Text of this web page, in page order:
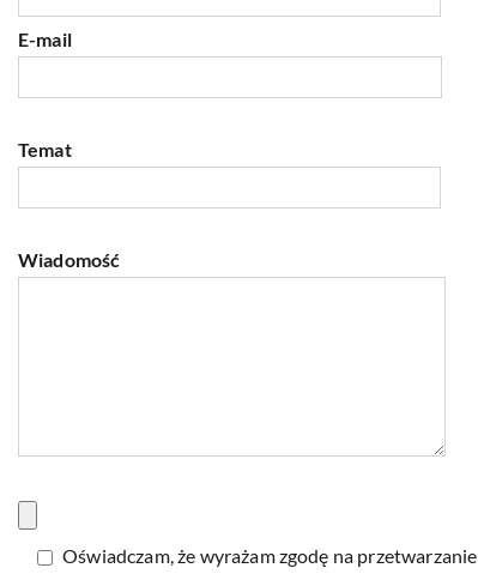
E-mail
Temat
Wiadomość
Oświadczam, że wyrażam zgodę na przetwarzanie